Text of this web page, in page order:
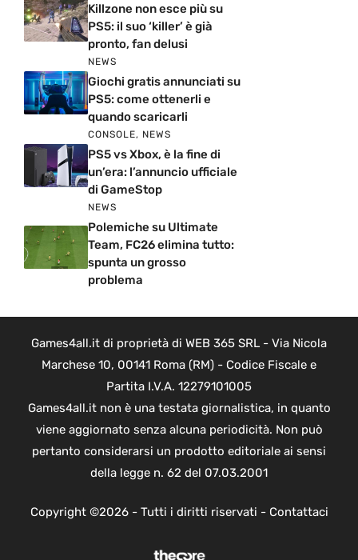
Killzone non esce più su
PS5: il suo ‘killer’ è già
pronto, fan delusi
NEWS
Giochi gratis annunciati su
PS5: come ottenerli e
quando scaricarli
CONSOLE, NEWS
PS5 vs Xbox, è la fine di
un’era: l’annuncio ufficiale
di GameStop
NEWS
Polemiche su Ultimate
Team, FC26 elimina tutto:
spunta un grosso
problema
Games4all.it di proprietà di WEB 365 SRL - Via Nicola
Marchese 10, 00141 Roma (RM) - Codice Fiscale e
Partita I.V.A. 12279101005
Games4all.it non è una testata giornalistica, in quanto
viene aggiornato senza alcuna periodicità. Non può
pertanto considerarsi un prodotto editoriale ai sensi
della legge n. 62 del 07.03.2001
Copyright ©2026 - Tutti i diritti riservati - Contattaci